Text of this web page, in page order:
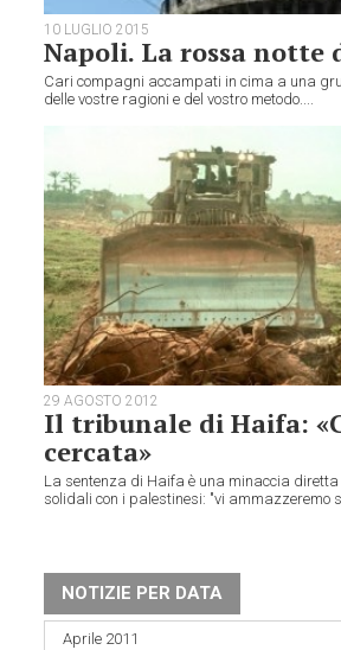
10 LUGLIO 2015
Napoli. La rossa
Cari compagni accampati in cima a una
delle vostre ragioni e del vostro metodo....
29 AGOSTO 2012
Il tribunale di Haifa:
cercata»
La sentenza di Haifa è una minaccia
solidali con i palestinesi: "vi ammazzeremo
NOTIZIE PER DATA
Aprile 2011